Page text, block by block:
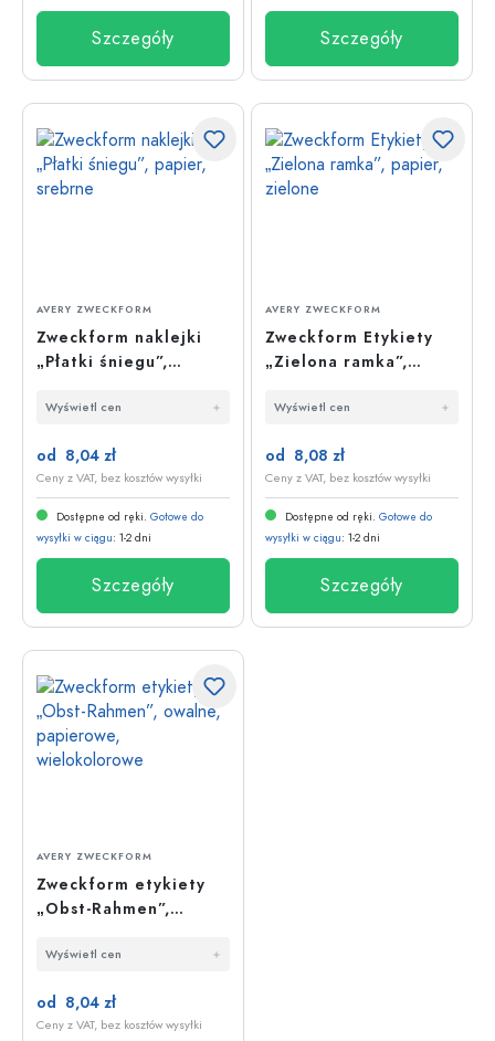
Szczegóły Szczegóły
AVERY ZWECKFORM
Zweckform naklejki
„Płatki śniegu”,
Wyświetl cen
od 8,04 zł
Ceny z VAT, bez kosztów wysyłki
Dostępne od ręki. Gotowe do
wysyłki w ciągu: 1-2 dni
Szczegóły
AVERY ZWECKFORM
Zweckform Etykiety
„Zielona ramka”,
Wyświetl cen
od 8,08 zł
Ceny z VAT, bez kosztów wysyłki
Dostępne od ręki. Gotowe do
wysyłki w ciągu: 1-2 dni
Szczegóły
AVERY ZWECKFORM
Zweckform etykiety
„Obst-Rahmen”,
wielokolorowe
Wyświetl cen
od 8,04 zł
Ceny z VAT, bez kosztów wysyłki